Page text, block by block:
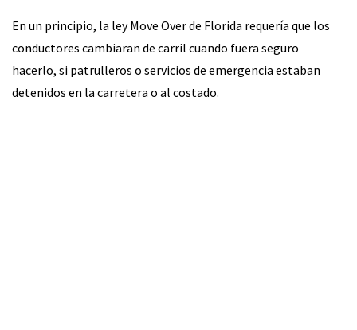
En un principio, la ley Move Over de Florida requería que los
conductores cambiaran de carril cuando fuera seguro
hacerlo, si patrulleros o servicios de emergencia estaban
detenidos en la carretera o al costado.